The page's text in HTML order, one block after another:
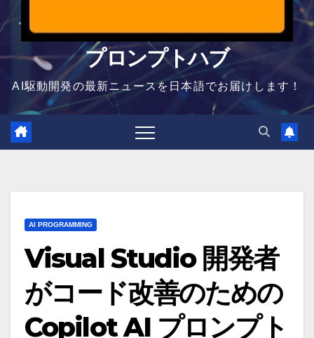
プロンプトハブ
AI駆動開発の最新ニュースを日本語でお届けします！
AI PROGRAMMING
Visual Studio 開発者
がコード改善のための
Copilot AI プロンプト